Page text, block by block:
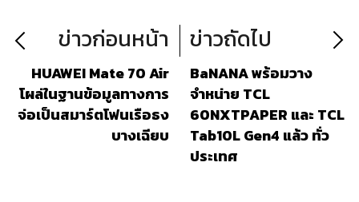
ข่าวก่อนหน้า
HUAWEI Mate 70 Air
โผล่ในฐานข้อมูลทางการ
จ่อเป็นสมาร์ตโฟนเรือธง
บางเฉียบ
ข่าวถัดไป
BaNANA พร้อมวาง
จำหน่าย TCL
60NXTPAPER และ TCL
Tab10L Gen4 แล้ว ทั่ว
ประเทศ